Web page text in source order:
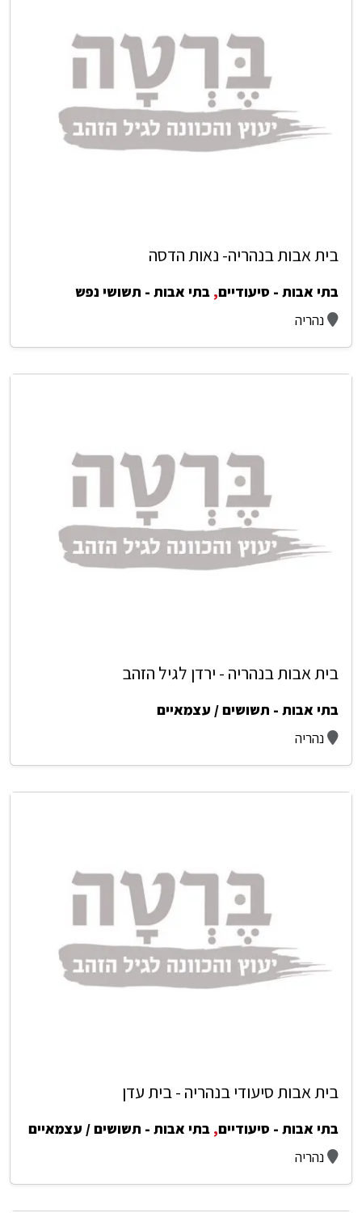
בית אבות בנהריה- נאות הדסה
בתי אבות - סיעודיים, בתי אבות - תשושי נפש
נהריה
בית אבות בנהריה - ירדן לגיל הזהב
בתי אבות - תשושים / עצמאיים
נהריה
בית אבות סיעודי בנהריה - בית עדן
בתי אבות - סיעודיים, בתי אבות - תשושים / עצמאיים
נהריה